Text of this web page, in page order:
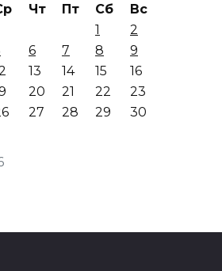
Чт Пт Сб
Вс
1
2
6 7 8
9
13 14 15
16
20 21 22
23
27 28 29
30